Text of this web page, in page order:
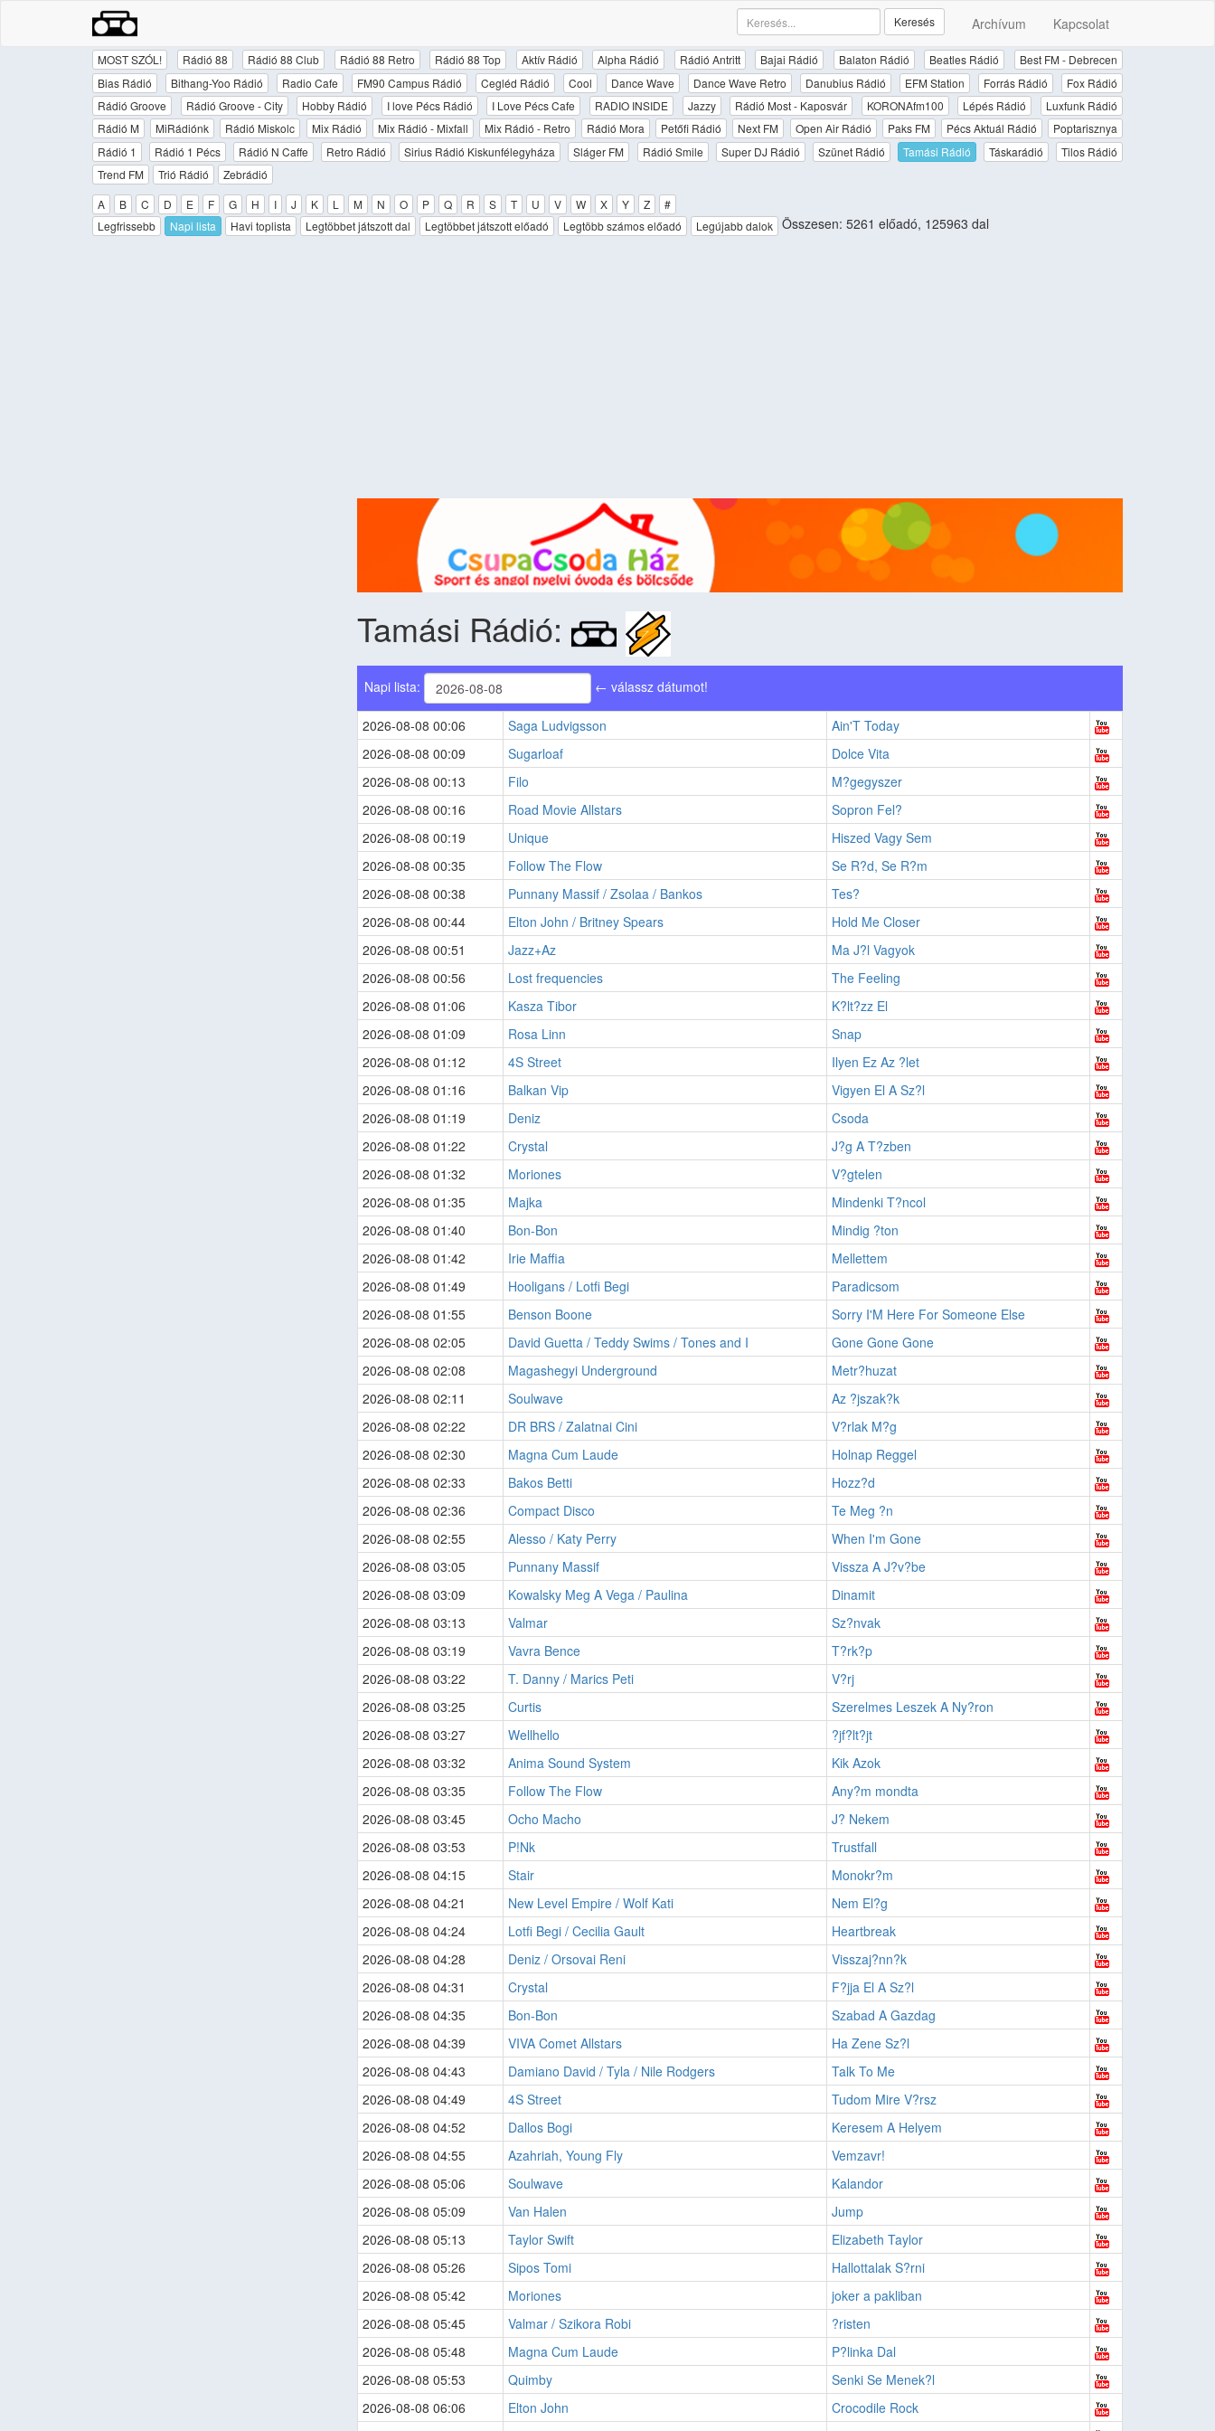
Archívum Kapcsolat
Keresés
MOST SZÓL! Rádió 88 Rádió 88 Club Rádió 88 Retro Rádió 88 Top Aktív Rádió Alpha Rádió Rádió Antritt Bajai Rádió Balaton Rádió Beatles Rádió
Best FM - Debrecen
Bias Rádió
Bithang-Yoo Rádió Radio Cafe FM90 Campus Rádió Cegléd Rádió Cool Dance Wave Dance Wave Retro Danubius Rádió EFM Station Forrás Rádió
Fox Rádió
Rádió Groove
Rádió Groove - City Hobby Rádió I love Pécs Rádió I Love Pécs Cafe RADIO INSIDE Jazzy Rádió Most - Kaposvár KORONAfm100 Lépés Rádió
Luxfunk Rádió
Rádió M
MiRádiónk Rádió Miskolc Mix Rádió Mix Rádió - Mixfall Mix Rádió - Retro Rádió Mora Petőfi Rádió Next FM Open Air Rádió Paks FM Pécs Aktuál Rádió
Poptarisznya
Rádió 1
Rádió 1 Pécs Rádió N Caffe Retro Rádió Sirius Rádió Kiskunfélegyháza Sláger FM Rádió Smile Super DJ Rádió Szünet Rádió Tamási Rádió Táskarádió
Tilos Rádió
Trend FM
Trió Rádió
Zebrádió
A
B C D E F G H I J K L M N O P Q R S T U V W X Y Z
#
Legfrissebb
Napi lista Havi toplista Legtöbbet játszott dal Legtöbbet játszott előadó Legtöbb számos előadó Legújabb dalok Összesen: 5261 előadó, 125963 dal
Tamási Rádió:
Napi lista: ← válassz dátumot!
2026-08-08 00:06 Saga Ludvigsson
Ain'T Today
2026-08-08 00:09
Sugarloaf
Dolce Vita
2026-08-08 00:13
Filo
M?gegyszer
2026-08-08 00:16
Road Movie Allstars
Sopron Fel?
2026-08-08 00:19
Unique
Hiszed Vagy Sem
2026-08-08 00:35
Follow The Flow
Se R?d, Se R?m
2026-08-08 00:38
Punnany Massif / Zsolaa / Bankos
Tes?
2026-08-08 00:44
Elton John / Britney Spears
Hold Me Closer
2026-08-08 00:51
Jazz+Az
Ma J?l Vagyok
2026-08-08 00:56
Lost frequencies
The Feeling
2026-08-08 01:06
Kasza Tibor
K?lt?zz El
2026-08-08 01:09
Rosa Linn
Snap
2026-08-08 01:12
4S Street
Ilyen Ez Az ?let
2026-08-08 01:16
Balkan Vip
Vigyen El A Sz?l
2026-08-08 01:19
Deniz
Csoda
2026-08-08 01:22
Crystal
J?g A T?zben
2026-08-08 01:32
Moriones
V?gtelen
2026-08-08 01:35
Majka
Mindenki T?ncol
2026-08-08 01:40
Bon-Bon
Mindig ?ton
2026-08-08 01:42
Irie Maffia
Mellettem
2026-08-08 01:49
Hooligans / Lotfi Begi
Paradicsom
2026-08-08 01:55
Benson Boone
Sorry I'M Here For Someone Else
2026-08-08 02:05
David Guetta / Teddy Swims / Tones and I
Gone Gone Gone
2026-08-08 02:08
Magashegyi Underground
Metr?huzat
2026-08-08 02:11
Soulwave
Az ?jszak?k
2026-08-08 02:22
DR BRS / Zalatnai Cini
V?rlak M?g
2026-08-08 02:30
Magna Cum Laude
Holnap Reggel
2026-08-08 02:33
Bakos Betti
Hozz?d
2026-08-08 02:36
Compact Disco
Te Meg ?n
2026-08-08 02:55
Alesso / Katy Perry
When I'm Gone
2026-08-08 03:05
Punnany Massif
Vissza A J?v?be
2026-08-08 03:09
Kowalsky Meg A Vega / Paulina
Dinamit
2026-08-08 03:13
Valmar
Sz?nvak
2026-08-08 03:19
Vavra Bence
T?rk?p
2026-08-08 03:22
T. Danny / Marics Peti
V?rj
2026-08-08 03:25
Curtis
Szerelmes Leszek A Ny?ron
2026-08-08 03:27
Wellhello
?jf?lt?jt
2026-08-08 03:32
Anima Sound System
Kik Azok
2026-08-08 03:35
Follow The Flow
Any?m mondta
2026-08-08 03:45
Ocho Macho
J? Nekem
2026-08-08 03:53
P!Nk
Trustfall
2026-08-08 04:15
Stair
Monokr?m
2026-08-08 04:21
New Level Empire / Wolf Kati
Nem El?g
2026-08-08 04:24
Lotfi Begi / Cecilia Gault
Heartbreak
2026-08-08 04:28
Deniz / Orsovai Reni
Visszaj?nn?k
2026-08-08 04:31
Crystal
F?jja El A Sz?l
2026-08-08 04:35
Bon-Bon
Szabad A Gazdag
2026-08-08 04:39
VIVA Comet Allstars
Ha Zene Sz?l
2026-08-08 04:43
Damiano David / Tyla / Nile Rodgers
Talk To Me
2026-08-08 04:49
4S Street
Tudom Mire V?rsz
2026-08-08 04:52
Dallos Bogi
Keresem A Helyem
2026-08-08 04:55
Azahriah, Young Fly
Vemzavr!
2026-08-08 05:06
Soulwave
Kalandor
2026-08-08 05:09
Van Halen
Jump
2026-08-08 05:13
Taylor Swift
Elizabeth Taylor
2026-08-08 05:26
Sipos Tomi
Hallottalak S?rni
2026-08-08 05:42
Moriones
joker a pakliban
2026-08-08 05:45
Valmar / Szikora Robi
?risten
2026-08-08 05:48
Magna Cum Laude
P?linka Dal
2026-08-08 05:53
Quimby
Senki Se Menek?l
2026-08-08 06:06
Elton John
Crocodile Rock